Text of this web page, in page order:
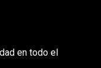
en todo el